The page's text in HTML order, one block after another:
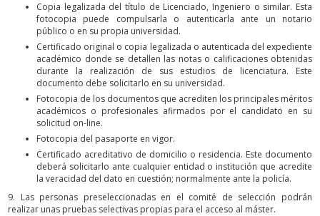
Copia legalizada del título de Licenciado, Ingeniero o similar. Esta
fotocopia puede compulsarla o autenticarla ante un notario
público o en su propia universidad.
Certificado original o copia legalizada o autenticada del expediente
académico donde se detallen las notas o calificaciones obtenidas
durante la realización de sus estudios de licenciatura. Este
documento debe solicitarlo en su universidad.
Fotocopia de los documentos que acrediten los principales méritos
académicos o profesionales afirmados por el candidato en su
solicitud on-line.
Fotocopia del pasaporte en vigor.
Certificado acreditativo de domicilio o residencia. Este documento
deberá solicitarlo ante cualquier entidad o institución que acredite
la veracidad del dato en cuestión; normalmente ante la policía.
9. Las personas preseleccionadas en el comité de selección podrán
realizar unas pruebas selectivas propias para el acceso al máster.